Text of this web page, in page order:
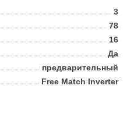
3
78
16
Да
предварительный
Free Match Inverter